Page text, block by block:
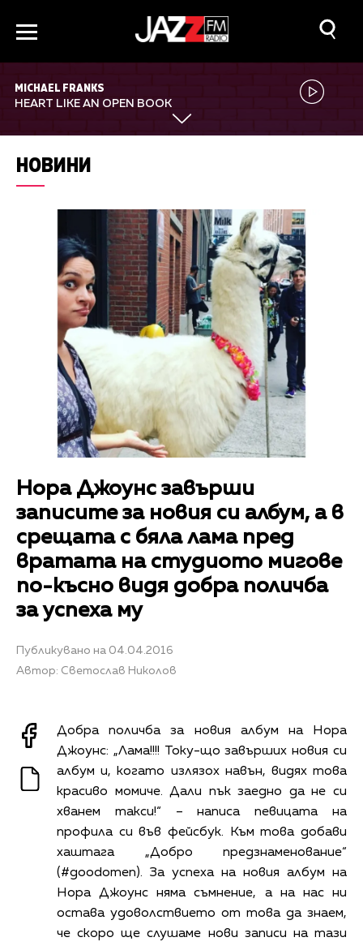
MICHAEL FRANKS
HEART LIKE AN OPEN BOOK
НОВИНИ
Нора Джоунс завърши
записите за новия си албум, а в
срещата с бяла лама пред
вратата на студиото мигове
по-късно видя добра поличба
за успеха му
Публикувано на 04.04.2016
Автор: Светослав Николов
Добра поличба за новия албум на Нора
Джоунс: „Лама!!!! Току-що завърших новия си
албум и, когато излязох навън, видях това
красиво момиче. Дали пък заедно да не си
хванем такси!“ – написа певицата на
профила си във фейсбук. Към това добави
хаштага „Добро предзнаменование“
(#goodomen). За успеха на новия албум на
Нора Джоунс няма съмнение, а на нас ни
остава удоволствието от това да знаем,
че скоро ще слушаме нови записи на тази